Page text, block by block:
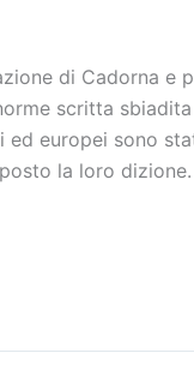
di Cadorna e
scritta
ed europei sono
la loro